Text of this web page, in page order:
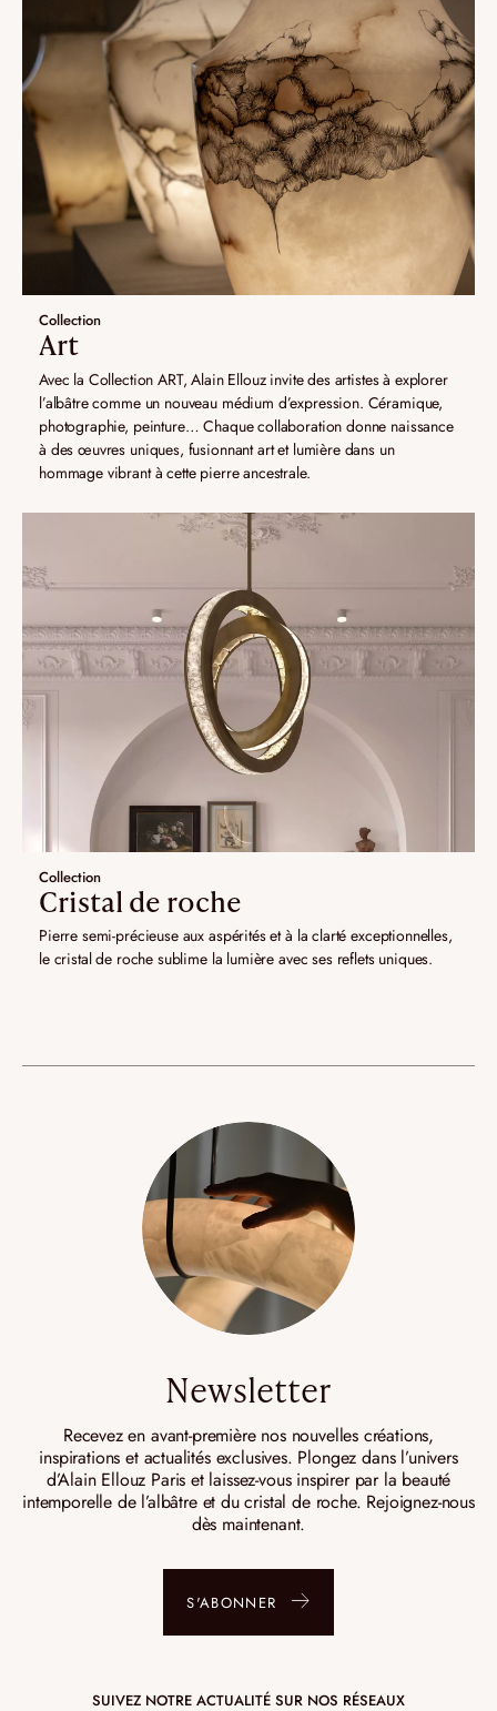
Collection
Art
Avec la Collection ART, Alain Ellouz invite des artistes à explorer
l’albâtre comme un nouveau médium d’expression. Céramique,
photographie, peinture… Chaque collaboration donne naissance
à des œuvres uniques, fusionnant art et lumière dans un
hommage vibrant à cette pierre ancestrale.
Collection
Cristal de roche
Pierre semi-précieuse aux aspérités et à la clarté exceptionnelles,
le cristal de roche sublime la lumière avec ses reflets uniques.
Newsletter
Recevez en avant-première nos nouvelles créations,
inspirations et actualités exclusives. Plongez dans l’univers
d’Alain Ellouz Paris et laissez-vous inspirer par la beauté
intemporelle de l’albâtre et du cristal de roche. Rejoignez-nous
dès maintenant.
S'ABONNER
SUIVEZ NOTRE ACTUALITÉ SUR NOS RÉSEAUX